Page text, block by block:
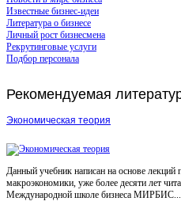
Известные бизнес-идеи
Литература о бизнесе
Личный рост бизнесмена
Рекрутинговые услуги
Подбор персонала
Рекомендуемая
Экономическая теория
Данный учебник написан на основе
макроэкономики, уже более десяти лет
Международной школе бизнеса МИРБИС...